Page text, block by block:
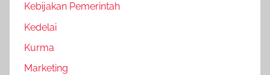
Kebijakan Pemerintah
Kedelai
Kurma
Marketing